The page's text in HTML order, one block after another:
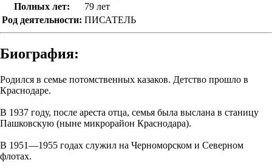
Полных лет:
79 лет
Род деятельности: ПИСАТЕЛЬ
Биография:
Родился в семье потомственных казаков. Детство прошло в
Краснодаре.
В 1937 году, после ареста отца, семья была выслана в станицу
Пашковскую (ныне микрорайон Краснодара).
В 1951—1955 годах служил на Черноморском и Северном
флотах.